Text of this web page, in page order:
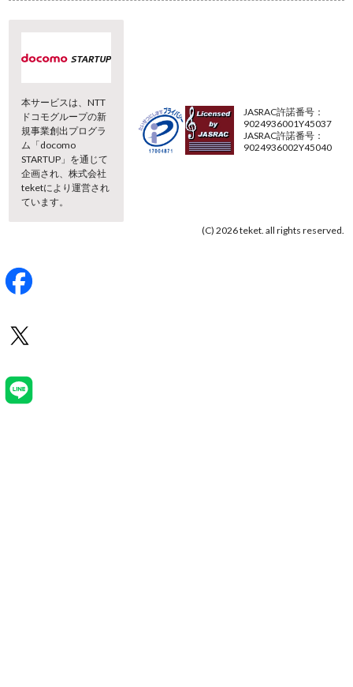
本サービスは、NTT
ドコモグループの新
規事業創出プログラ
ム「docomo
STARTUP」を通じて
企画され、株式会社
teketにより運営され
ています。
JASRAC許諾番号：
9024936001Y45037
JASRAC許諾番号：
9024936002Y45040
(C) 2026 teket. all rights reserved.